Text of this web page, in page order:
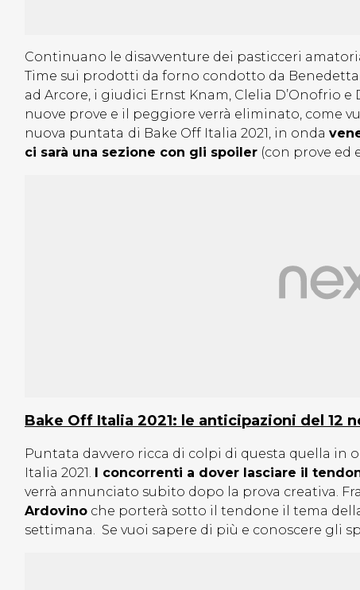
Continuano le disavventure dei pasticceri
Time sui prodotti da forno condotto da
ad Arcore, i giudici Ernst Knam, Clelia D’Onofrio
nuove prove e il peggiore verrà eliminato, come
nuova puntata di Bake Off Italia 2021, in onda
ci sarà una sezione con gli spoiler (con prove ed
Bake Off Italia 2021: le anticipazioni del 12
Puntata davvero ricca di colpi di questa quella in
Italia 2021. I concorrenti a dover lasciare il
verrà annunciato subito dopo la prova creativa.
Ardovino che porterà sotto il tendone il tema
settimana. Se vuoi sapere di più e conoscere gli